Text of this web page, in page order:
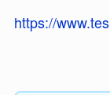
https://